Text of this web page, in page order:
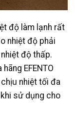
độ làm lạnh rất
nhiệt độ phải
độ thấp.
hãng EFENTO
nhiệt tối đa
sử dụng cho